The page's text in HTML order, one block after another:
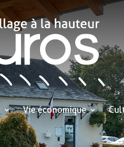
Vie économique